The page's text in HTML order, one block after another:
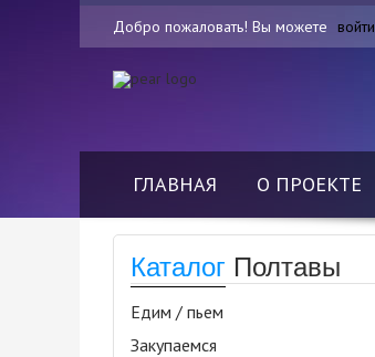
Добро пожаловать! Вы можете войти
ГЛАВНАЯ О ПРОЕКТЕ
Каталог Полтавы
Едим / пьем
Закупаемся